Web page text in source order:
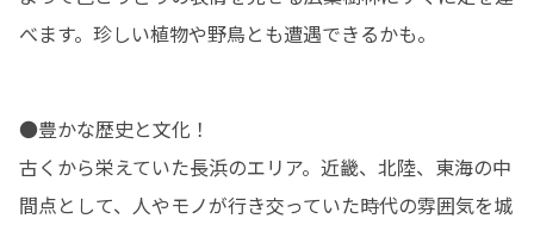
べます。珍しい植物や野鳥とも遭遇できるかも。
●豊かな歴史と文化！
古くから栄えていた長浜のエリア。近畿、北陸、東海の中
間点として、人やモノが行き交っていた時代の雰囲気を城